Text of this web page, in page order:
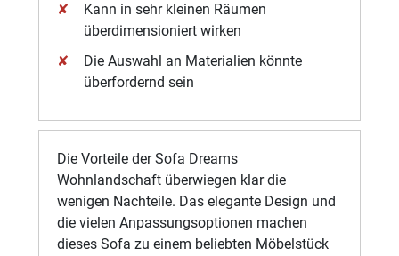
Kann in sehr kleinen Räumen
überdimensioniert wirken
Die Auswahl an Materialien könnte
überfordernd sein
Die Vorteile der Sofa Dreams
Wohnlandschaft überwiegen klar die
wenigen Nachteile. Das elegante Design und
die vielen Anpassungsoptionen machen
dieses Sofa zu einem beliebten Möbelstück